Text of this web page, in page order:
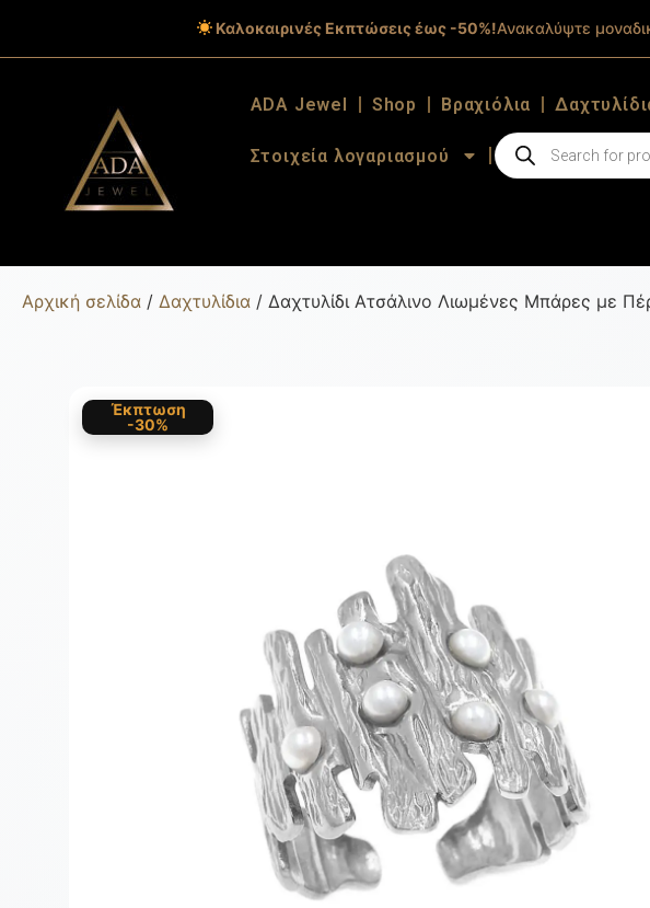
Καλοκαιρινές Εκπτώσεις έως -50%!Ανακαλύψτε
ADA Jewel Shop Βραχιόλια
Στοιχεία λογαριασμού
Αρχική σελίδα / Δαχτυλίδια / Δαχτυλίδι Ατσάλινο Λιωμένες Μπάρες με
Έκπτωση
-30%